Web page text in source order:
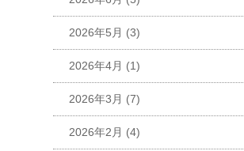
2026年5月 (3)
2026年4月 (1)
2026年3月 (7)
2026年2月 (4)